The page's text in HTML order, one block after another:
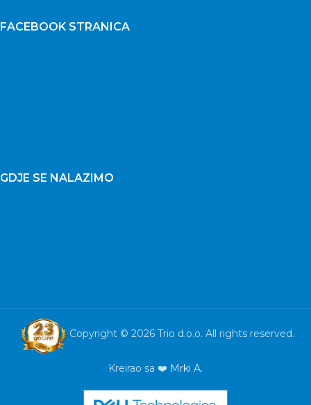
FACEBOOK STRANICA
GDJE SE NALAZIMO
Copyright © 2026 Trio d.o.o. All rights reserved.
Kreirao sa ❤️ Mrki A.